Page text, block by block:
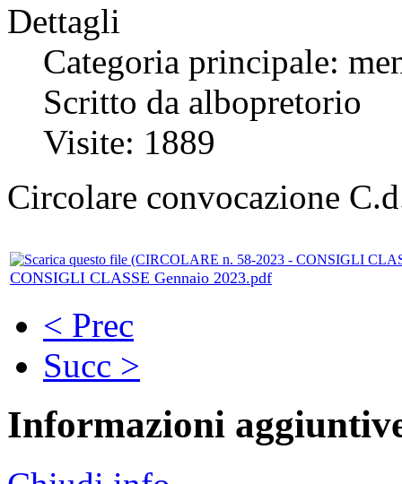
Dettagli
Categoria principale:
Scritto da albopretorio
Visite: 1889
Circolare convocazione
CONSIGLI CLASSE Gennaio 2023.pdf
< Prec
Succ >
Informazioni